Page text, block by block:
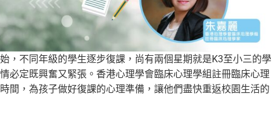
，不同年級的學生逐步復課，尚有兩個星期就是K3至小三的學
必定既興奮又緊張。香港心理學會臨床心理學組註冊臨床心理
間，為孩子做好復課的心理準備，讓他們盡快重返校園生活的